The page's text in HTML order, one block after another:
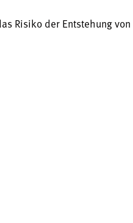
Risiko der Entstehung